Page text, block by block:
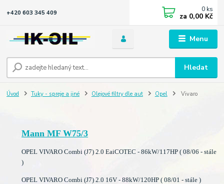
Menu
Hledat
+420 603 345 409 0 ks
za 0,00 Kč
Úvod Tuky - spreje a jiné Olejové filtry dle aut Opel Vivaro
Mann MF W75/3
OPEL VIVARO Combi (J7) 2.0 EaiCOTEC - 86kW/117HP ( 08/06 - stále
)
OPEL VIVARO Combi (J7) 2.0 16V - 88kW/120HP ( 08/01 - stále )